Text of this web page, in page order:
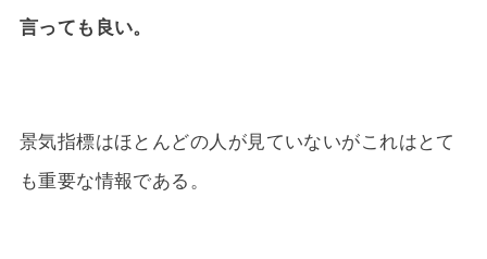
言っても良い。
景気指標はほとんどの人が見ていないがこれはとて
も重要な情報である。